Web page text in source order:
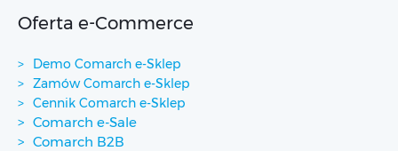
Oferta e-Commerce
Demo Comarch e-Sklep
Zamów Comarch e-Sklep
Cennik Comarch e-Sklep
Comarch e-Sale
Comarch B2B